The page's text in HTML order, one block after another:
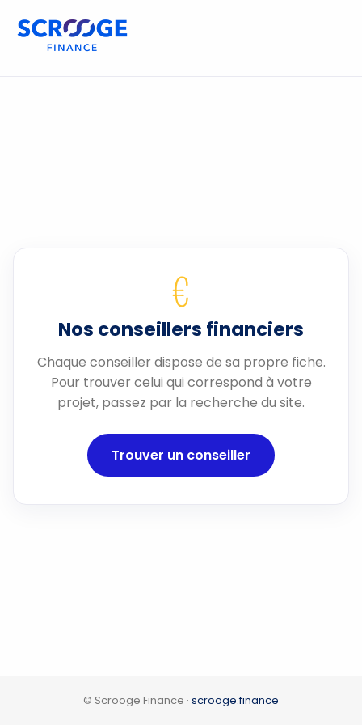
€
Nos conseillers financiers
Chaque conseiller dispose de sa propre fiche.
Pour trouver celui qui correspond à votre
projet, passez par la recherche du site.
Trouver un conseiller
© Scrooge Finance · scrooge.finance